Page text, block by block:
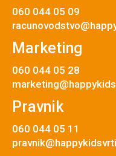
060 044 05 09
Marketing
060 044 05 28
Pravnik
060 044 05 11